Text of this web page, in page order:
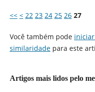
<< < 22 23 24 25 26 27
Você também pode
similaridadepara este
Artigos mais lidos pelo